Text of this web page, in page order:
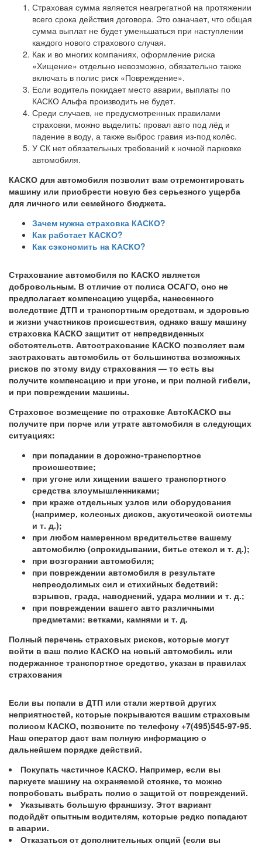
Страховая сумма является неагрегатной на протяжении
всего срока действия договора. Это означает, что общая
сумма выплат не будет уменьшаться при наступлении
каждого нового страхового случая.
Как и во многих компаниях, оформление риска
«Хищение» отдельно невозможно, обязательно также
включать в полис риск «Повреждение».
Если водитель покидает место аварии, выплаты по
КАСКО Альфа производить не будет.
Среди случаев, не предусмотренных правилами
страховки, можно выделить: провал авто под лёд и
падение в воду, а также выброс гравия из-под колёс.
У СК нет обязательных требований к ночной парковке
автомобиля.
КАСКО для автомобиля позволит вам отремонтировать
машину или приобрести новую без серьезного ущерба
для личного или семейного бюджета.
Зачем нужна страховка КАСКО?
Как работает КАСКО?
Как сэкономить на КАСКО?
Страхование автомобиля по КАСКО является
добровольным. В отличие от полиса ОСАГО, оно не
предполагает компенсацию ущерба, нанесенного
вследствие ДТП и транспортным средствам, и здоровью
и жизни участников происшествия, однако вашу машину
страховка КАСКО защитит от непредвиденных
обстоятельств. Автострахование КАСКО позволяет вам
застраховать автомобиль от большинства возможных
рисков по этому виду страхования — то есть вы
получите компенсацию и при угоне, и при полной гибели,
и при повреждении машины.
Страховое возмещение по страховке АвтоКАСКО вы
получите при порче или утрате автомобиля в следующих
ситуациях:
при попадании в дорожно-транспортное
происшествие;
при угоне или хищении вашего транспортного
средства злоумышленниками;
при краже отдельных узлов или оборудования
(например, колесных дисков, акустической системы
и т. д.);
при любом намеренном вредительстве вашему
автомобилю (опрокидывании, битье стекол и т. д.);
при возгорании автомобиля;
при повреждении автомобиля в результате
непреодолимых сил и стихийных бедствий:
взрывов, града, наводнений, удара молнии и т. д.;
при повреждении вашего авто различными
предметами: ветками, камнями и т. д.
Полный перечень страховых рисков, которые могут
войти в ваш полис КАСКО на новый автомобиль или
подержанное транспортное средство, указан в правилах
страхования
Если вы попали в ДТП или стали жертвой других
неприятностей, которые покрываются вашим страховым
полисом КАСКО, позвоните по телефону +7(495)545-97-95.
Наш оператор даст вам полную информацию о
дальнейшем порядке действий.
Покупать частичное КАСКО. Например, если вы
паркуете машину на охраняемой стоянке, то можно
попробовать выбрать полис с защитой от повреждений.
Указывать большую франшизу. Этот вариант
подойдёт опытным водителям, которые редко попадают
в аварии.
Отказаться от дополнительных опций (если вы